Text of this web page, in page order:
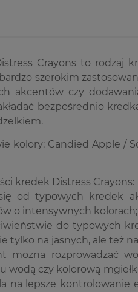
Crayons to rodzaj
szerokim
akcentów czy
bezpośrednio
kolory: Candied Apple /
kredek Distress Crayons:
od typowych kredek
o intensywnych kolorach;
do typowych
tylko na jasnych, ale też
można rozprowadzać
wodą czy kolorową
na lepsze kontrolowanie